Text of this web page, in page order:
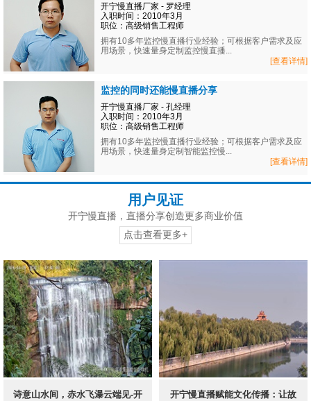
开宁慢直播厂家 - 罗经理
入职时间：2010年3月
职位：高级销售工程师
拥有10多年监控慢直播行业经验；可根据客户需求及应
用场景，快速量身定制监控慢直播...
[查看详情]
监控的同时还能慢直播分享
开宁慢直播厂家 - 孔经理
入职时间：2010年3月
职位：高级销售工程师
拥有10多年监控慢直播行业经验；可根据客户需求及应
用场景，快速量身定制智能监控慢...
[查看详情]
用户见证
开宁慢直播，直播分享创造更多商业价值
点击查看更多+
诗意山水间，赤水飞瀑云端见-开
开宁慢直播赋能文化传播：让故